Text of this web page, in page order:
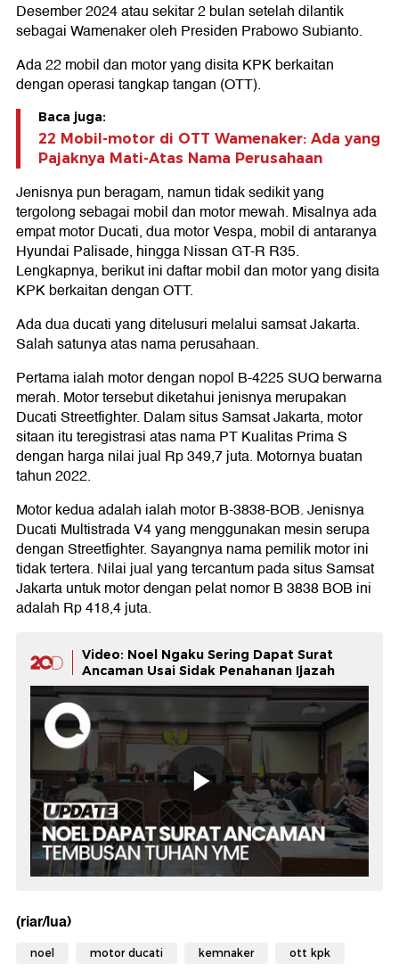
Desember 2024 atau sekitar 2 bulan setelah dilantik
sebagai Wamenaker oleh Presiden Prabowo Subianto.
Ada 22 mobil dan motor yang disita KPK berkaitan
dengan operasi tangkap tangan (OTT).
Baca juga:
22 Mobil-motor di OTT Wamenaker: Ada yang
Pajaknya Mati-Atas Nama Perusahaan
Jenisnya pun beragam, namun tidak sedikit yang
tergolong sebagai mobil dan motor mewah. Misalnya ada
empat motor Ducati, dua motor Vespa, mobil di antaranya
Hyundai Palisade, hingga Nissan GT-R R35.
Lengkapnya, berikut ini daftar mobil dan motor yang disita
KPK berkaitan dengan OTT.
Ada dua ducati yang ditelusuri melalui samsat Jakarta.
Salah satunya atas nama perusahaan.
Pertama ialah motor dengan nopol B-4225 SUQ berwarna
merah. Motor tersebut diketahui jenisnya merupakan
Ducati Streetfighter. Dalam situs Samsat Jakarta, motor
sitaan itu teregistrasi atas nama PT Kualitas Prima S
dengan harga nilai jual Rp 349,7 juta. Motornya buatan
tahun 2022.
Motor kedua adalah ialah motor B-3838-BOB. Jenisnya
Ducati Multistrada V4 yang menggunakan mesin serupa
dengan Streetfighter. Sayangnya nama pemilik motor ini
tidak tertera. Nilai jual yang tercantum pada situs Samsat
Jakarta untuk motor dengan pelat nomor B 3838 BOB ini
adalah Rp 418,4 juta.
Video: Noel Ngaku Sering Dapat Surat
Ancaman Usai Sidak Penahanan Ijazah
(riar/lua)
noel motor ducati kemnaker ott kpk